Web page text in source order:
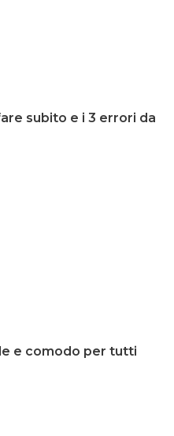
subito e i 3 errori da
e comodo per tutti